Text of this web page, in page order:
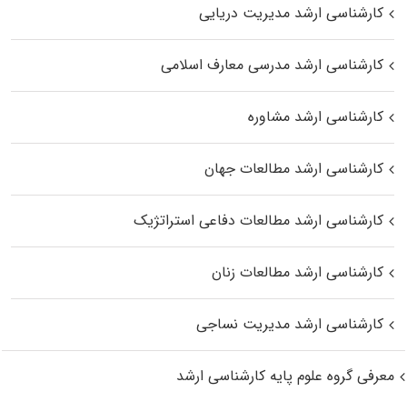
کارشناسی ارشد مدیریت دریایی
کارشناسی ارشد مدرسی معارف اسلامی
کارشناسی ارشد مشاوره
کارشناسی ارشد مطالعات جهان
کارشناسی ارشد مطالعات دفاعی استراتژیک
کارشناسی ارشد مطالعات زنان
کارشناسی ارشد مدیریت نساجی
معرفی گروه علوم پایه کارشناسی ارشد